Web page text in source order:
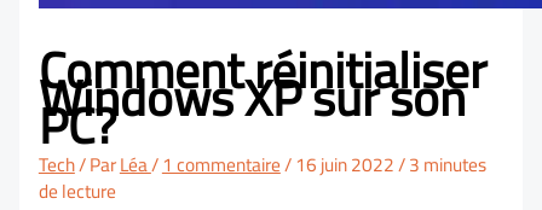
Comment réinitialiser
Windows XP sur son
PC?
Tech/ ParLéa/1 commentaire/16 juin 2022/3 minutes
de lecture